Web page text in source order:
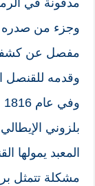
مدفونة في
وجزء من صدره
وقدمه للقنصل
بلزوني
المعبد يمولها
مشكلة تتمثل